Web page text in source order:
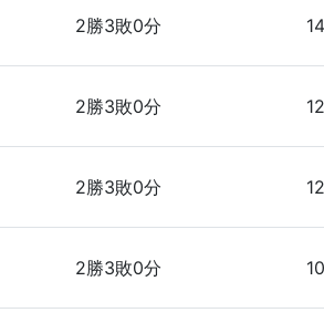
2勝3敗0分
2勝3敗0分
2勝3敗0分
2勝3敗0分